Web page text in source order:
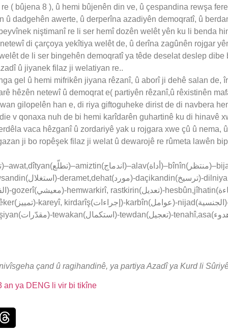
( bûjena 8 ), û hemi bûjenên din ve, û çespandina rewşa
û dadgehên awerte, û derperîna azadiyên demoqratî, û
niştimanî re li ser hemî dozên welêt yên ku li benda
di çarçoya yekîtiya welêt de, û derîna zagûnên rojgar
de li ser bingehên demoqratî ya têde deselat deslep
û jiyanek filaz ji welatiyan re..
gel û hemi mifrikên jiyana rêzanî, û aborî ji dehê salan de,
hêzên netewî û demoqrat e( partiyên rêzanî,û rêxistinên
gilopelên han e, di riya giftoguheke dirist de di navbera
v qonaxa nuh de bi hemi karîdarên guhartinê ku di hinavê
vaca hêzganî û zordariyê yak u rojgara xwe çû û nema,
ji bo ropêşek filaz ji welat û dewarojê re rûmeta lawên
çand û ragihandinê, ya partiya Azadî ya Kurd li
an ya DENG li vir bi tikîne